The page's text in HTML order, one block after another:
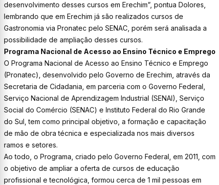
desenvolvimento desses cursos em Erechim”, pontua Dolores,
lembrando que em Erechim já são realizados cursos de
Gastronomia via Pronatec pelo SENAC, porém será analisada a
possibilidade de ampliação desses cursos.
Programa Nacional de Acesso ao Ensino Técnico e Emprego
O Programa Nacional de Acesso ao Ensino Técnico e Emprego
(Pronatec), desenvolvido pelo Governo de Erechim, através da
Secretaria de Cidadania, em parceria com o Governo Federal,
Serviço Nacional de Aprendizagem Industrial (SENAI), Serviço
Social do Comércio (SENAC) e Instituto Federal do Rio Grande
do Sul, tem como principal objetivo, a formação e capacitação
de mão de obra técnica e especializada nos mais diversos
ramos e setores.
Ao todo, o Programa, criado pelo Governo Federal, em 2011, com
o objetivo de ampliar a oferta de cursos de educação
profissional e tecnológica, formou cerca de 1 mil pessoas em